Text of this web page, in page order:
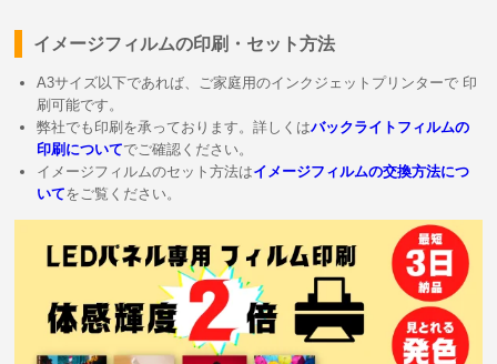
イメージフィルムの印刷・セット方法
A3サイズ以下であれば、ご家庭用のインクジェットプリンターで 印
刷可能です。
弊社でも印刷を承っております。詳しくはバックライトフィルムの
印刷についてでご確認ください。
イメージフィルムのセット方法はイメージフィルムの交換方法につ
いてをご覧ください。